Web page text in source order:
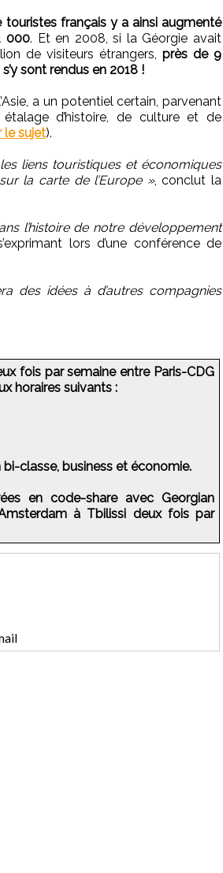
touristes français y a ainsi augmenté
000. Et en 2008, si la Géorgie avait
de visiteurs étrangers, près de 9
sont rendus en 2018 !
a un potentiel certain, parvenant
d’histoire, de culture et de
le sujet).
liens touristiques et économiques
la carte de l’Europe », conclut la
l’histoire de notre développement
lors d’une conférence de
des idées à d’autres compagnies
fois par semaine entre Paris-CDG
horaires suivants :
classe, business et économie.
en code-share avec Georgian
à Tbilissi deux fois par